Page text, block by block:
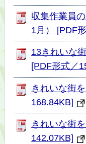
収集作業員
1月） [PDF
13きれいな
[PDF形式／
きれいな街
168.84KB]
きれいな街
142.07KB]